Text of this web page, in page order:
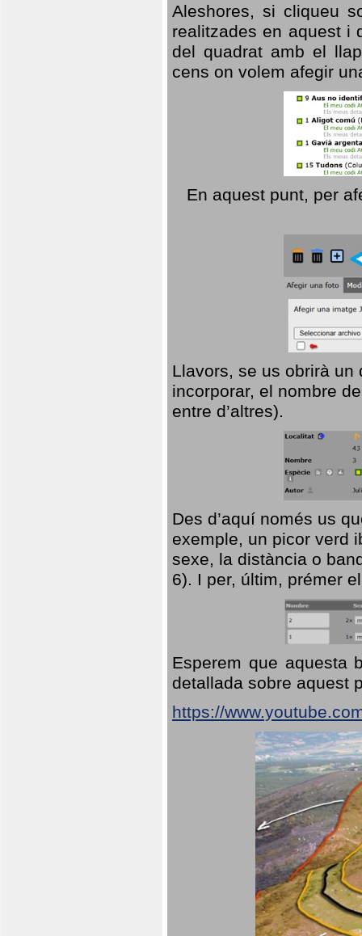
Aleshores, si cliqueu
realitzades en aquest i
del quadrat amb el
cens on volem afegir
En aquest punt, per
Llavors, se us obrirà
incorporar, el nombre
entre d’altres).
Des d’aquí només us
exemple, un picor verd
sexe, la distància o
6). I per, últim, prémer
Esperem que aquesta
detallada sobre aquest
https://